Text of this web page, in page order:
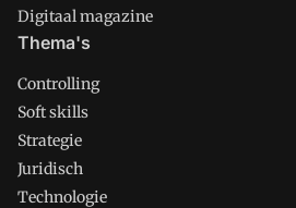
Digitaal magazine
Thema's
Controlling
Soft skills
Strategie
Juridisch
Technologie